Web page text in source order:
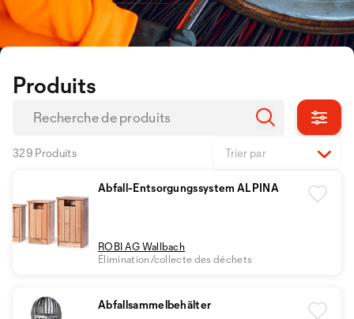
Produits
329 Produits Trier par
Abfall-Entsorgungssystem ALPINA
ROBI AG Wallbach
Élimination/collecte des déchets
Abfallsammelbehälter